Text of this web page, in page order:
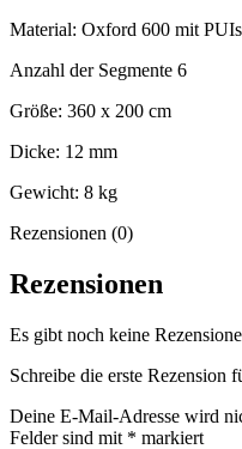
Material: Oxford 600 mit
Anzahl der Segmente 6
Größe: 360 x 200 cm
Dicke: 12 mm
Gewicht: 8 kg
Rezensionen (0)
Rezensionen
Es gibt noch keine
Schreibe die erste Rezension
Deine E-Mail-Adresse wird
Felder sind mit * markiert